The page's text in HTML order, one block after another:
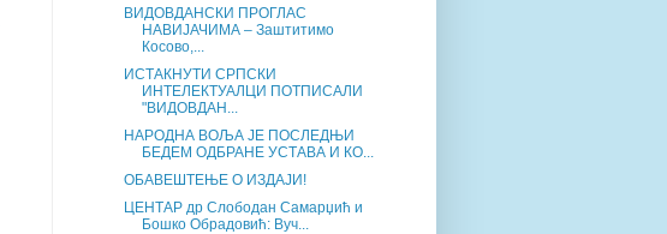
ВИДОВДАНСКИ ПРОГЛАС
НАВИЈАЧИМА – Заштитимо
Косово,...
ИСТАКНУТИ СРПСКИ
ИНТЕЛЕКТУАЛЦИ ПОТПИСАЛИ
"ВИДОВДАН...
НАРОДНА ВОЉА ЈЕ ПОСЛЕДЊИ
БЕДЕМ ОДБРАНЕ УСТАВА И КО...
ОБАВЕШТЕЊЕ О ИЗДАЈИ!
ЦЕНТАР др Слободан Самарџић и
Бошко Обрадовић: Вуч...